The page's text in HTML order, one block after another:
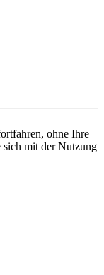
ohne Ihre
sich mit der Nutzung